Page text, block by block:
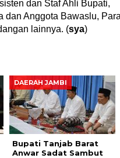
dan Staf Ahli Bupati,
dan Anggota Bawaslu,
lainnya. (sya)
DAERAH JAMBI
Bupati Tanjab Barat
Anwar Sadat Sambut